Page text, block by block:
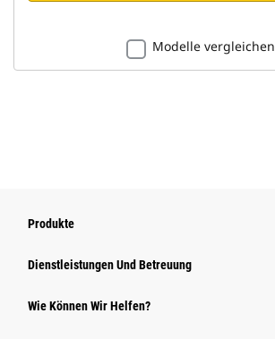
Modelle vergleichen
Produkte
Dienstleistungen Und Betreuung
Wie Können Wir Helfen?